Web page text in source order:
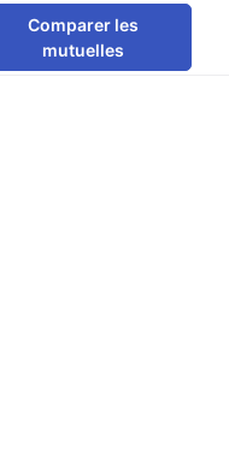
Comparer les
mutuelles